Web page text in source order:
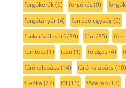
forgókerék(6) forgókés (9)
forgótányér(4) forrázó egység(6)
funkcióválasztó(39) fém(35) fém
fémtető(1) fésű(1) földgáz (4)
fúrókalapács (14) fúró kalapács (10)
fúvóka (27) fül (11) fődarab(12)